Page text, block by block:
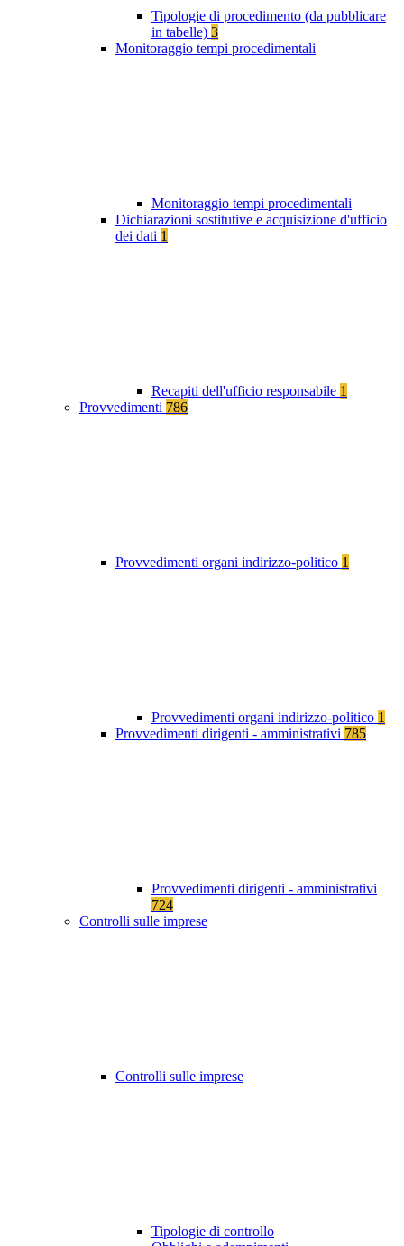
Tipologie di procedimento (da pubblicare
in tabelle) 3
Monitoraggio tempi procedimentali
Monitoraggio tempi procedimentali
Dichiarazioni sostitutive e acquisizione d'ufficio
dei dati 1
Recapiti dell'ufficio responsabile 1
Provvedimenti 786
Provvedimenti organi indirizzo-politico 1
Provvedimenti organi indirizzo-politico 1
Provvedimenti dirigenti - amministrativi 785
Provvedimenti dirigenti - amministrativi
724
Controlli sulle imprese
Controlli sulle imprese
Tipologie di controllo